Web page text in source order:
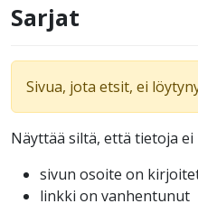
Sarjat
Sivua, jota etsit, ei
Näyttää siltä, että tietoja ei
sivun osoite on
linkki on vanhentunut